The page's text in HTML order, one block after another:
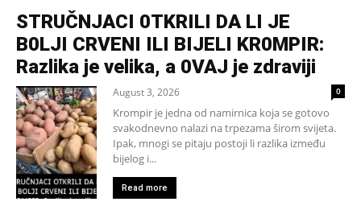
STRUČNJACI 0TKRILI DA LI JE
B0LJI CRVENI ILI BIJELI KR0MPIR:
Razlika je velika, a 0VAJ je zdraviji
August 3, 2026 0
Krompir je jedna od namirnica koja se gotovo
svakodnevno nalazi na trpezama širom svijeta.
Ipak, mnogi se pitaju postoji li razlika između
bijelog i...
Read more